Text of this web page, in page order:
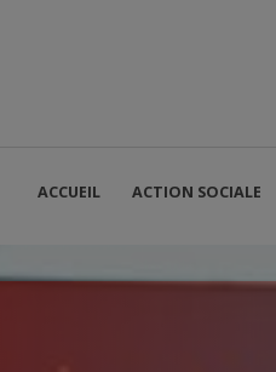
ACCUEIL ACTION SOCIALE